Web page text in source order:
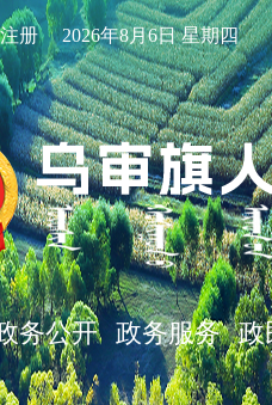
册 2026年8月6日 星期四
务公开 政务服务 政